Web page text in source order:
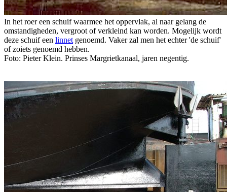
In het roer een schuif waarmee het oppervlak, al naar gelang de
omstandigheden, vergroot of verkleind kan worden. Mogelijk wordt
deze schuif een linnet genoemd. Vaker zal men het echter 'de schuif'
of zoiets genoemd hebben.
Foto: Pieter Klein. Prinses Margrietkanaal, jaren negentig.